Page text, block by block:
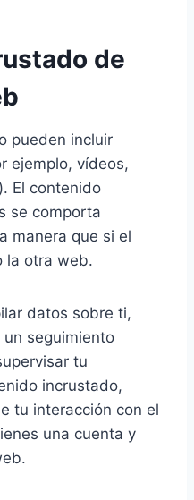
de
pueden incluir
ejemplo, vídeos,
El contenido
se comporta
manera que si el
la otra web.
datos sobre ti,
seguimiento
tu
incrustado,
tu interacción con el
una cuenta y